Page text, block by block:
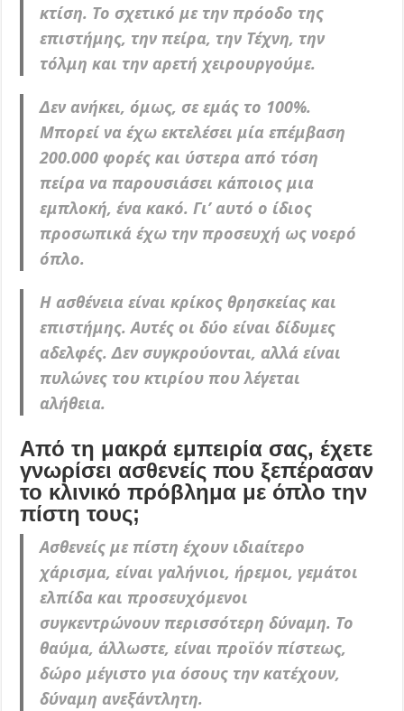
κτίση. Το σχετικό με την πρόοδο της
επιστήμης, την πείρα, την Τέχνη, την
τόλμη και την αρετή χειρουργούμε.
Δεν ανήκει, όμως, σε εμάς το 100%.
Μπορεί να έχω εκτελέσει μία επέμβαση
200.000 φορές και ύστερα από τόση
πείρα να παρουσιάσει κάποιος μια
εμπλοκή, ένα κακό. Γι’ αυτό ο ίδιος
προσωπικά έχω την προσευχή ως νοερό
όπλο.
Η ασθένεια είναι κρίκος θρησκείας και
επιστήμης. Αυτές οι δύο είναι δίδυμες
αδελφές. Δεν συγκρούονται, αλλά είναι
πυλώνες του κτιρίου που λέγεται
αλήθεια.
Από τη μακρά εμπειρία σας, έχετε
γνωρίσει ασθενείς που ξεπέρασαν
το κλινικό πρόβλημα με όπλο την
πίστη τους;
Ασθενείς με πίστη έχουν ιδιαίτερο
χάρισμα, είναι γαλήνιοι, ήρεμοι, γεμάτοι
ελπίδα και προσευχόμενοι
συγκεντρώνουν περισσότερη δύναμη. Το
θαύμα, άλλωστε, είναι προϊόν πίστεως,
δώρο μέγιστο για όσους την κατέχουν,
δύναμη ανεξάντλητη.